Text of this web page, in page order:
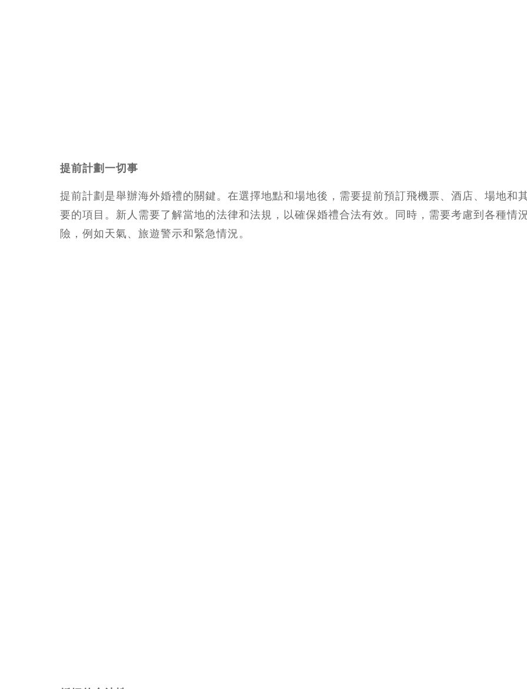
提前計劃一切事
提前計劃是舉辦海外婚禮的關鍵。在選擇地點和場地後，需要提前預訂飛機票、酒店、場地和
要的項目。新人需要了解當地的法律和法規，以確保婚禮合法有效。同時，需要考慮到各種情
險，例如天氣、旅遊警示和緊急情況。